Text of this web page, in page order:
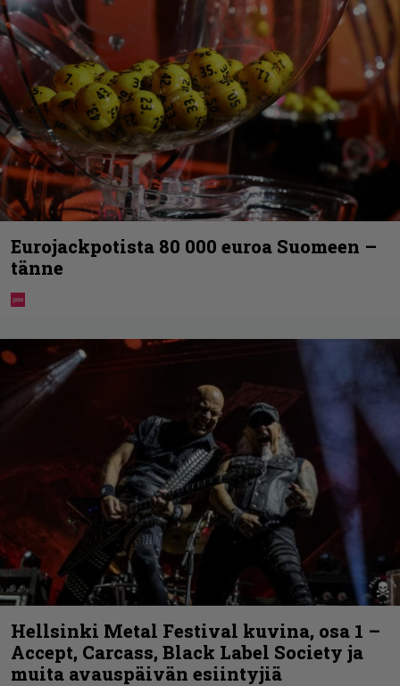
Eurojackpotista 80 000 euroa Suomeen –
tänne
Hellsinki Metal Festival kuvina, osa 1 –
Accept, Carcass, Black Label Society ja
muita avauspäivän esiintyjiä